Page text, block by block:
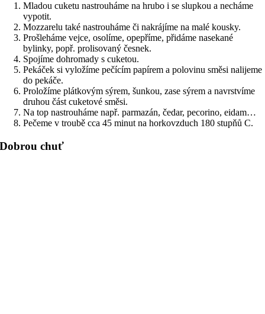
Mladou cuketu nastrouháme na hrubo i se slupkou a necháme
vypotit.
Mozzarelu také nastrouháme či nakrájíme na malé kousky.
Prošleháme vejce, osolíme, opepříme, přidáme nasekané
bylinky, popř. prolisovaný česnek.
Spojíme dohromady s cuketou.
Pekáček si vyložíme pečícím papírem a polovinu směsi nalijeme
do pekáče.
Proložíme plátkovým sýrem, šunkou, zase sýrem a navrstvíme
druhou část cuketové směsi.
Na top nastrouháme např. parmazán, čedar, pecorino, eidam…
Pečeme v troubě cca 45 minut na horkovzduch 180 stupňů C.
Dobrou chuť